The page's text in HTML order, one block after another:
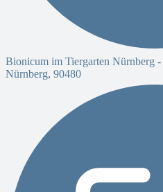
Bionicum im Tiergarten Nürnberg -
Nürnberg, 90480